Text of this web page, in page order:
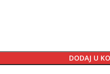
DODAJ U